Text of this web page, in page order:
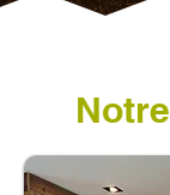
Notre